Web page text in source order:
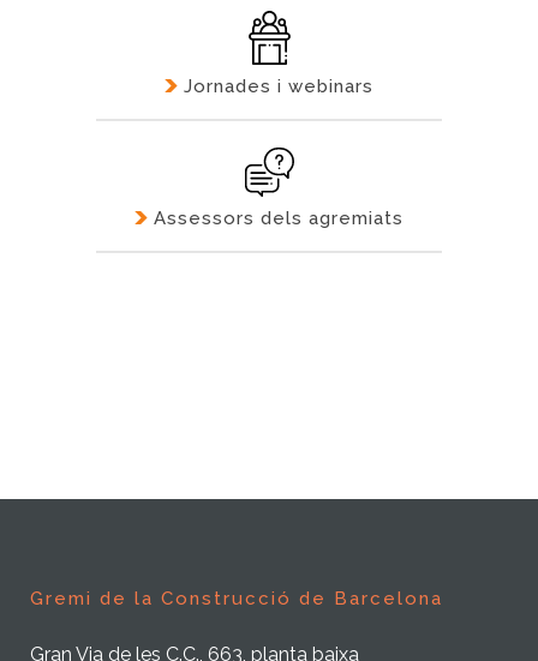
Jornades i webinars
Assessors dels agremiats
Gremi de la Construcció de Barcelona
Gran Via de les C.C., 663, planta baixa